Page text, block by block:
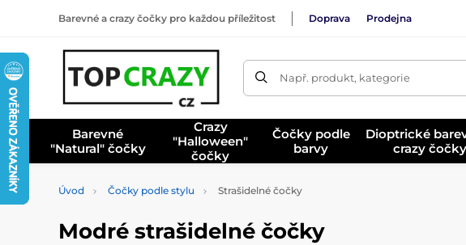
Barevné a crazy čočky pro každou příležitost Doprava Prodejna
Např. produkt, kategorie
Barevné
"Natural" čočky
Crazy
"Halloween"
čočky
Čočky podle
barvy
Dioptrické
crazy čočky
Úvod Čočky podle stylu Strašidelné čočky
Modré strašidelné čočky